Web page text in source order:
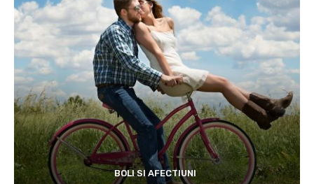
BOLI SI AFECTIUNI